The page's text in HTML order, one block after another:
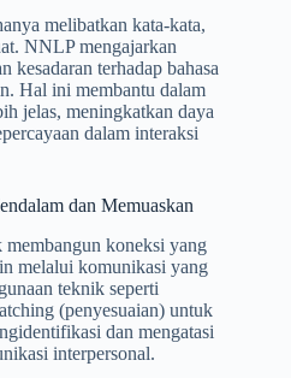
melibatkan kata-kata,
NNLP mengajarkan
terhadap bahasa
Hal ini membantu dalam
jelas, meningkatkan daya
dalam interaksi
dan Memuaskan
koneksi yang
melalui komunikasi yang
teknik seperti
(penyesuaian) untuk
dan mengatasi
interpersonal.